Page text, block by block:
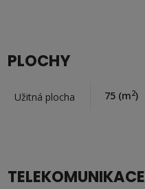
PLOCHY
Užitná plocha 75 (m2)
TELEKOMUNIKACE